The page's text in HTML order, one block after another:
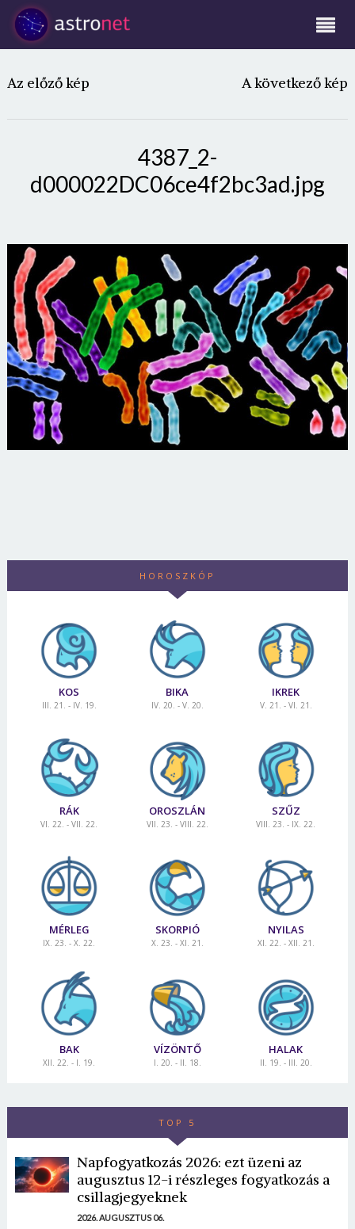
Az előző kép A következő kép
4387_2-
d000022DC06ce4f2bc3ad.jpg
HOROSZKÓP
KOS
III. 21. - IV. 19.
BIKA
IV. 20. - V. 20.
IKREK
V. 21. - VI. 21.
RÁK
VI. 22. - VII. 22.
OROSZLÁN
VII. 23. - VIII. 22.
SZŰZ
VIII. 23. - IX. 22.
MÉRLEG
IX. 23. - X. 22.
SKORPIÓ
X. 23. - XI. 21.
NYILAS
XI. 22. - XII. 21.
BAK
XII. 22. - I. 19.
VÍZÖNTŐ
I. 20. - II. 18.
HALAK
II. 19. - III. 20.
TOP 5
Napfogyatkozás 2026: ezt üzeni az
augusztus 12-i részleges fogyatkozás a
csillagjegyeknek
2026. AUGUSZTUS 06.